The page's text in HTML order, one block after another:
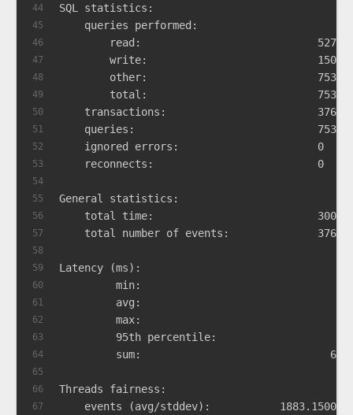
44
45
46
47
48
49
50
51
52
53
54
55
56
57
58
59
60
61
62
63
64
65
66
67
SQL statistics:
queries performed:
read:
write:
other:                           75326
total:
transactions:                        37663
queries:
ignored errors:                      0
reconnects:                          0
General statistics:
total time:
total number of events:              37663
Latency (ms):
min:
avg:
max:
95th percentile:
sum:
Threads fairness:
events (avg/stddev):           1883.1500/